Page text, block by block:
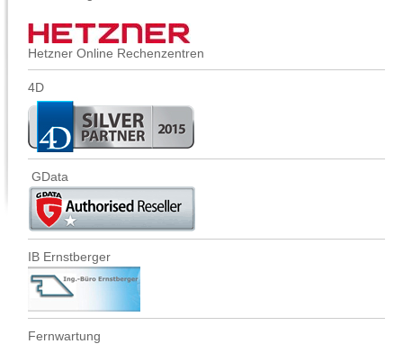
Hetzner Online Rechenzentren
4D
GData
IB Ernstberger
Fernwartung